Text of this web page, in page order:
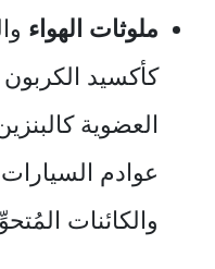
ملوثات الهواء
كأكسيد الكربون
العضوية
عوادم
والكائنات